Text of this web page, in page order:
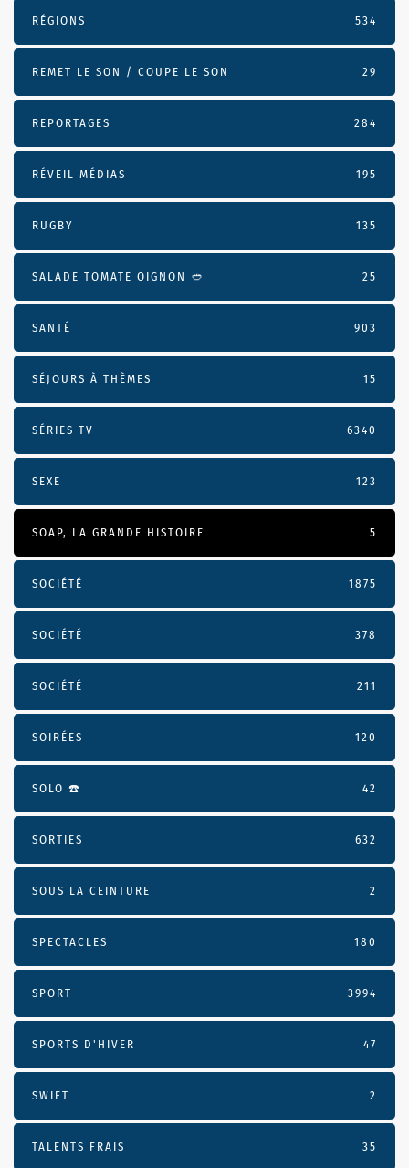
RÉGIONS 534
REMET LE SON / COUPE LE SON 29
REPORTAGES 284
RÉVEIL MÉDIAS 195
RUGBY 135
SALADE TOMATE OIGNON 🥙 25
SANTÉ 903
SÉJOURS À THÈMES 15
SÉRIES TV 6340
SEXE 123
SOAP, LA GRANDE HISTOIRE 5
SOCIÉTÉ 1875
SOCIÉTÉ 378
SOCIÉTÉ 211
SOIRÉES 120
SOLO ☎️ 42
SORTIES 632
SOUS LA CEINTURE 2
SPECTACLES 180
SPORT 3994
SPORTS D'HIVER 47
SWIFT 2
TALENTS FRAIS 35